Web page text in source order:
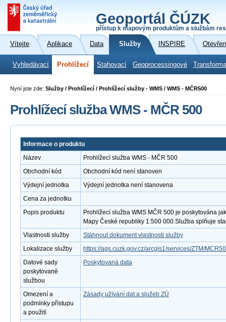
Geoportál ČÚZK
přístup k mapovým produktům a službám
Vítejte Aplikace Data Služby INSPIRE
Vyhledávací Prohlížecí Stahovací Geoprocessingové
Nyní jste zde: Služby / Prohlížecí / Prohlížecí služby - WMS / WMS - MČR500
Prohlížecí služba WMS - MČR 500
Informace o produktu
Název
Prohlížecí služba WMS - MČR 500
Obchodní kód
Obchodní kód není stanoven
Výdejní jednotka
Výdejní jednotka není stanovena
Cena za jednotku
Popis produktu
Prohlížecí služba WMS MČR 500 je poskytována
Mapy České republiky 1:500 000.Služba splňuje
Vlastnosti služby
Stáhnout dokument vlastnosti služby
Lokalizace služby
https://ags.cuzk.gov.cz/arcgis1/services/ZTM/
Datové sady
poskytované
službou
Poskytovaná data
Omezení a
podmínky přístupu
a použití
Zásady užívání dat a služeb ZÚ